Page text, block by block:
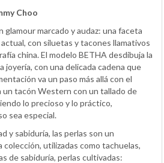
Choo
marcado y audaz: una faceta
con siluetas y tacones llamativos
china. El modelo BETHA desdibuja la
joyería, con una delicada cadena que
va un paso más allá con el
un tacón Western con un tallado de
lo precioso y lo práctico,
sea especial.
y sabiduría, las perlas son un
utilizadas como tachuelas,
de sabiduría, perlas cultivadas: